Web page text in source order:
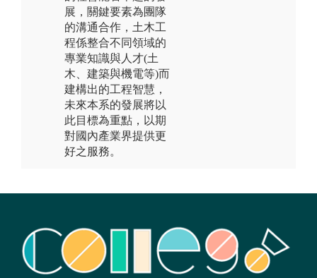
展，關鍵要素為團隊
的溝通合作，土木工
程係整合不同領域的
專業知識與人才(土
木、建築與機電等)而
建構出的工程智慧，
未來本系的發展將以
此目標為重點，以期
對國內產業界提供更
好之服務。